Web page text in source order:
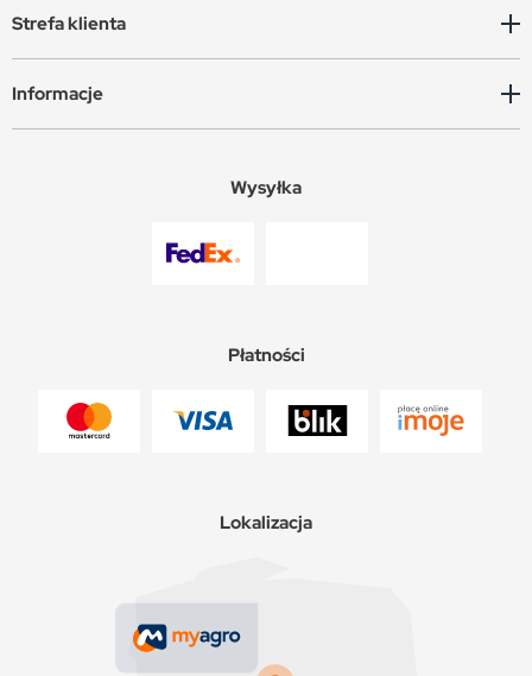
Strefa klienta
Informacje
Wysyłka
Płatności
Lokalizacja